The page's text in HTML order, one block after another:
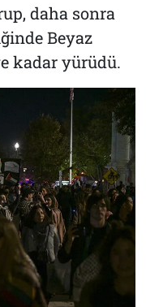
daha sonra
Beyaz
kadar yürüdü.